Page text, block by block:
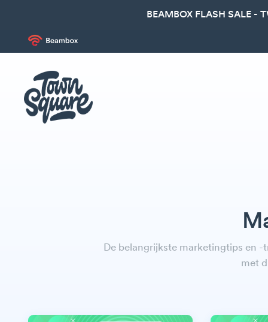
BEAMBOX FLASH SALE -
De belangrijkste marketingtips en
met